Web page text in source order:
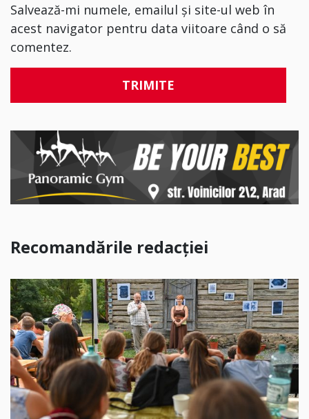
Salvează-mi numele, emailul și site-ul web în
acest navigator pentru data viitoare când o să
comentez.
Recomandările redacției